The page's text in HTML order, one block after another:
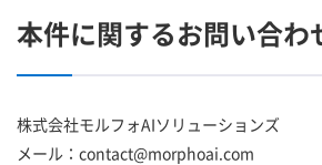
本件に関するお問い合わ
株式会社モルフォAIソリューションズ
メール：contact@morphoai.com